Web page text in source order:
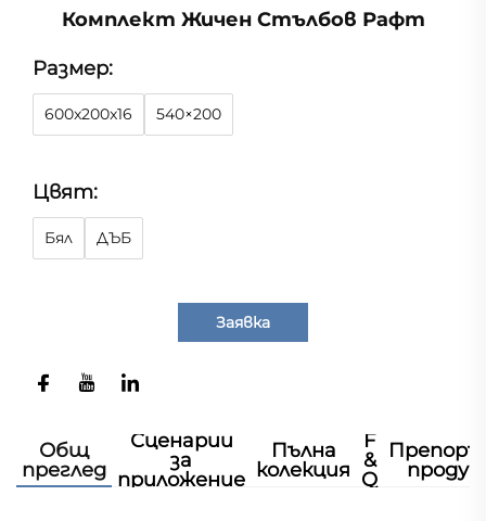
Комплект Жичен Стълбов Рафт
Размер:
600x200x16 540×200
Цвят:
Бял ДЪБ
Заявка
Общ
преглед
Сценарии
за
приложение
Пълна
колекция
F
&
Q